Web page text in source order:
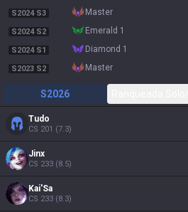
S2024 S3 master
S2024 S2 emerald 1
S2024 S1 diamond 1
S2023 S2 master
S2026
Tudo
CS 201 (7.3)
Jinx
CS 233 (8.5)
Kai'Sa
CS 233 (8.3)